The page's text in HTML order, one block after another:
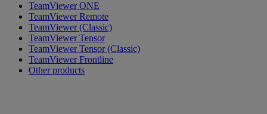
TeamViewer ONE
TeamViewer Remote
TeamViewer (Classic)
TeamViewer Tensor
TeamViewer Tensor (Classic)
TeamViewer Frontline
Other products